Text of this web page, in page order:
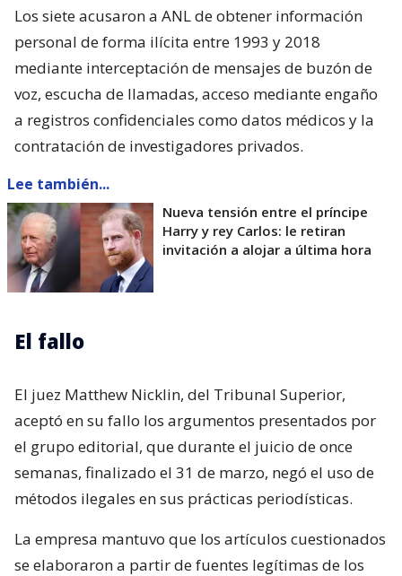
Los siete acusaron a ANL de obtener información
personal de forma ilícita entre 1993 y 2018
mediante interceptación de mensajes de buzón de
voz, escucha de llamadas, acceso mediante engaño
a registros confidenciales como datos médicos y la
contratación de investigadores privados.
Lee también...
Nueva tensión entre el príncipe
Harry y rey Carlos: le retiran
invitación a alojar a última hora
El fallo
El juez Matthew Nicklin, del Tribunal Superior,
aceptó en su fallo los argumentos presentados por
el grupo editorial, que durante el juicio de once
semanas, finalizado el 31 de marzo, negó el uso de
métodos ilegales en sus prácticas periodísticas.
La empresa mantuvo que los artículos cuestionados
se elaboraron a partir de fuentes legítimas de los